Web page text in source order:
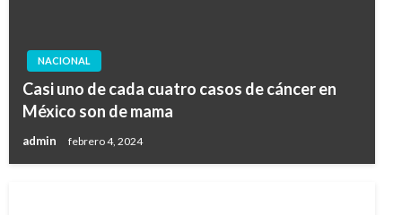
NACIONAL
Casi uno de cada cuatro casos de cáncer en
México son de mama
admin febrero 4, 2024